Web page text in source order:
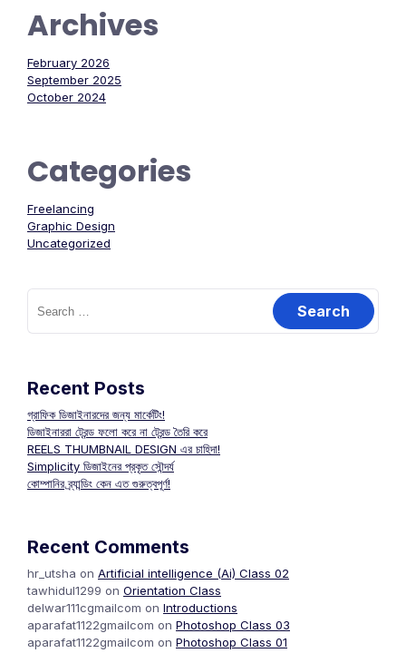
Archives
February 2026
September 2025
October 2024
Categories
Freelancing
Graphic Design
Uncategorized
Search
for:
Recent Posts
গ্রাফিক ডিজাইনারদের জন্য মার্কেটিং!
ডিজাইনাররা ট্রেন্ড ফলো করে না ট্রেন্ড তৈরি করে
REELS THUMBNAIL DESIGN এর চাহিদা!
Simplicity ডিজাইনের প্রকৃত সৌন্দর্য
কোম্পানির ব্র্যান্ডিং কেন এত গুরুত্বপূর্ণ!
Recent Comments
hr_utsha on Artificial intelligence (Ai) Class 02
tawhidul1299 on Orientation Class
delwar111cgmailcom on Introductions
aparafat1122gmailcom on Photoshop Class 03
aparafat1122gmailcom on Photoshop Class 01